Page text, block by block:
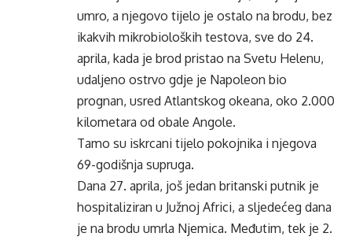
umro, a njegovo tijelo je ostalo na brodu, bez
ikakvih mikrobioloških testova, sve do 24.
aprila, kada je brod pristao na Svetu Helenu,
udaljeno ostrvo gdje je Napoleon bio
prognan, usred Atlantskog okeana, oko 2.000
kilometara od obale Angole.
Tamo su iskrcani tijelo pokojnika i njegova
69-godišnja supruga.
Dana 27. aprila, još jedan britanski putnik je
hospitaliziran u Južnoj Africi, a sljedećeg dana
je na brodu umrla Njemica. Međutim, tek je 2.